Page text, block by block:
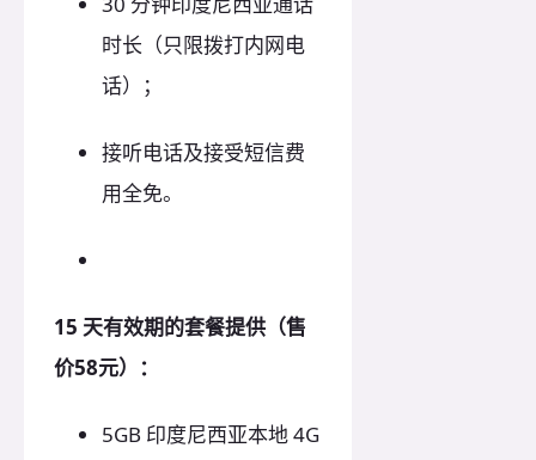
时长（只限拨打内网电
话）；
接听电话及接受短信费
用全免。
15 天有效期的套餐提供（售
价58元）：
5GB 印度尼西亚本地 4G